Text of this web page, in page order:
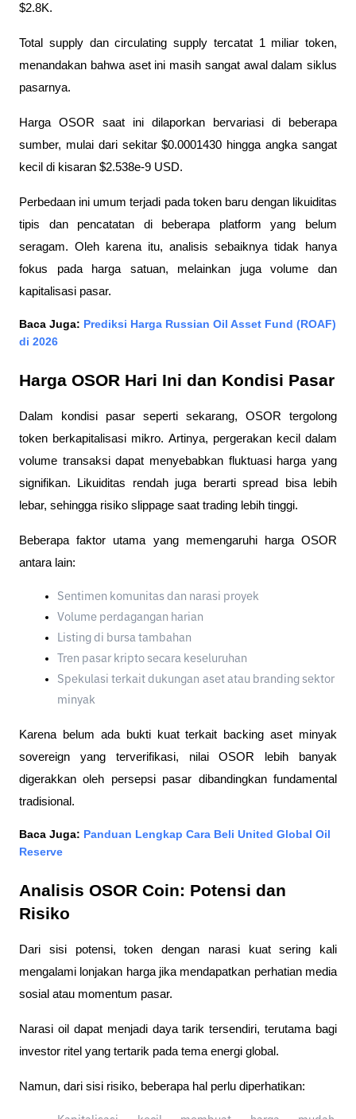
$2.8K.
Total supply dan circulating supply tercatat 1 miliar token,
menandakan bahwa aset ini masih sangat awal dalam siklus
pasarnya.
Harga OSOR saat ini dilaporkan bervariasi di beberapa
sumber, mulai dari sekitar $0.0001430 hingga angka sangat
kecil di kisaran $2.538e-9 USD.
Perbedaan ini umum terjadi pada token baru dengan likuiditas
tipis dan pencatatan di beberapa platform yang belum
seragam. Oleh karena itu, analisis sebaiknya tidak hanya
fokus pada harga satuan, melainkan juga volume dan
kapitalisasi pasar.
Baca Juga: Prediksi Harga Russian Oil Asset Fund (ROAF)
di 2026
Harga OSOR Hari Ini dan Kondisi Pasar
Dalam kondisi pasar seperti sekarang, OSOR tergolong
token berkapitalisasi mikro. Artinya, pergerakan kecil dalam
volume transaksi dapat menyebabkan fluktuasi harga yang
signifikan. Likuiditas rendah juga berarti spread bisa lebih
lebar, sehingga risiko slippage saat trading lebih tinggi.
Beberapa faktor utama yang memengaruhi harga OSOR
antara lain:
Sentimen komunitas dan narasi proyek
Volume perdagangan harian
Listing di bursa tambahan
Tren pasar kripto secara keseluruhan
Spekulasi terkait dukungan aset atau branding sektor
minyak
Karena belum ada bukti kuat terkait backing aset minyak
sovereign yang terverifikasi, nilai OSOR lebih banyak
digerakkan oleh persepsi pasar dibandingkan fundamental
tradisional.
Baca Juga: Panduan Lengkap Cara Beli United Global Oil
Reserve
Analisis OSOR Coin: Potensi dan
Risiko
Dari sisi potensi, token dengan narasi kuat sering kali
mengalami lonjakan harga jika mendapatkan perhatian media
sosial atau momentum pasar.
Narasi oil dapat menjadi daya tarik tersendiri, terutama bagi
investor ritel yang tertarik pada tema energi global.
Namun, dari sisi risiko, beberapa hal perlu diperhatikan: